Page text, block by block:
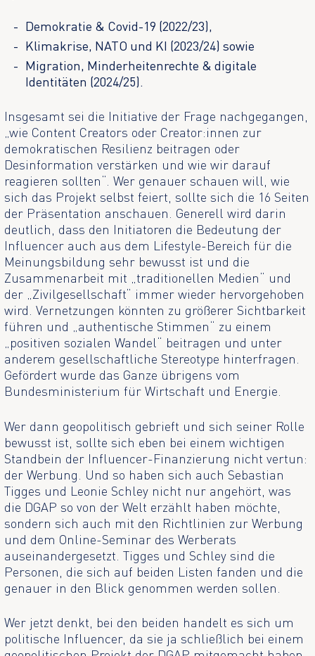
Demokratie & Covid-19 (2022/23),
Klimakrise, NATO und KI (2023/24) sowie
Migration, Minderheitenrechte & digitale
Identitäten (2024/25).
Insgesamt sei die Initiative der Frage nachgegangen,
„wie Content Creators oder Creator:innen zur
demokratischen Resilienz beitragen oder
Desinformation verstärken und wie wir darauf
reagieren sollten“. Wer genauer schauen will, wie
sich das Projekt selbst feiert, sollte sich die 16 Seiten
der Präsentation anschauen. Generell wird darin
deutlich, dass den Initiatoren die Bedeutung der
Influencer auch aus dem Lifestyle-Bereich für die
Meinungsbildung sehr bewusst ist und die
Zusammenarbeit mit „traditionellen Medien“ und
der „Zivilgesellschaft“ immer wieder hervorgehoben
wird. Vernetzungen könnten zu größerer Sichtbarkeit
führen und „authentische Stimmen“ zu einem
„positiven sozialen Wandel“ beitragen und unter
anderem gesellschaftliche Stereotype hinterfragen.
Gefördert wurde das Ganze übrigens vom
Bundesministerium für Wirtschaft und Energie.
Wer dann geopolitisch gebrieft und sich seiner Rolle
bewusst ist, sollte sich eben bei einem wichtigen
Standbein der Influencer-Finanzierung nicht vertun:
der Werbung. Und so haben sich auch Sebastian
Tigges und Leonie Schley nicht nur angehört, was
die DGAP so von der Welt erzählt haben möchte,
sondern sich auch mit den Richtlinien zur Werbung
und dem Online-Seminar des Werberats
auseinandergesetzt. Tigges und Schley sind die
Personen, die sich auf beiden Listen fanden und die
genauer in den Blick genommen werden sollen.
Wer jetzt denkt, bei den beiden handelt es sich um
politische Influencer, da sie ja schließlich bei einem